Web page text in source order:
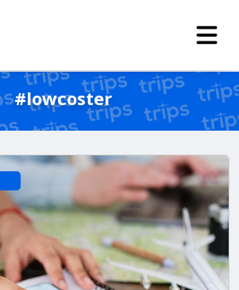
#lowcoster